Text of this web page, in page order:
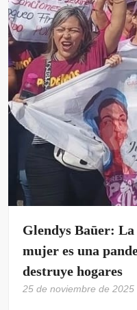
Glendys Baūer:
mujer es una
destruye hogares
25 de noviembre de 2025